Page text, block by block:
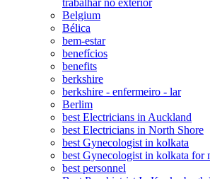
Belgium
Bélica
bem-estar
benefícios
benefits
berkshire
berkshire - enfermeiro - lar
Berlim
best Electricians in Auckland
best Electricians in North Shore
best Gynecologist in kolkata
best Gynecologist in kolkata for
best personnel